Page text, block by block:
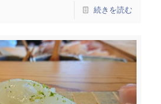
続きを読む